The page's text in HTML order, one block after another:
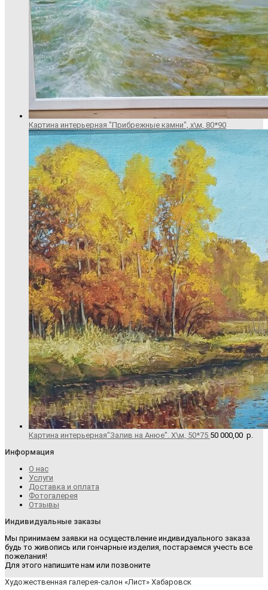
Картина интерьерная "Прибрежные камни", х\м, 80*90
Картина интерьерная"Залив на Анюе". Х\м, 50*75 50 000,00 р.
Информация
О нас
Услуги
Доставка и оплата
Фотогалерея
Отзывы
Индивидуальные заказы
Мы принимаем заявки на осуществление индивидуального заказа
будь то живопись или гончарные изделия, постараемся учесть все
пожелания!
Для этого напишите нам или позвоните
Художественная галерея-салон «Лист» Хабаровск